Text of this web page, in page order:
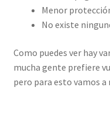
Menor
No existe
Como puedes ver hay
mucha gente prefiere
pero para esto vamos